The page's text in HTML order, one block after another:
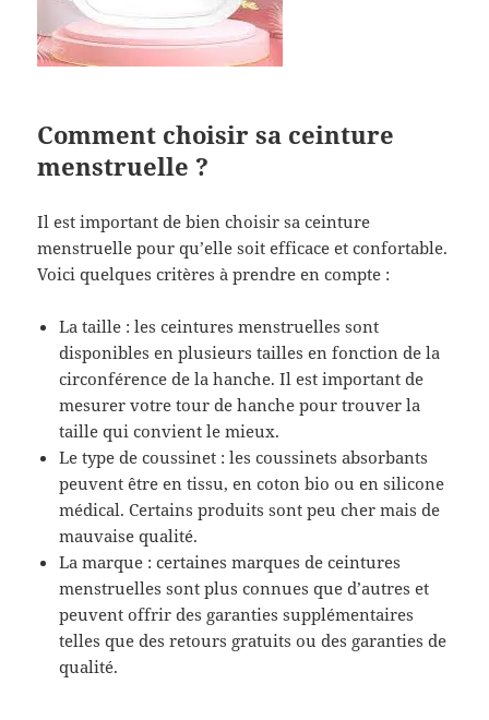
Comment choisir sa ceinture
menstruelle ?
Il est important de bien choisir sa ceinture
menstruelle pour qu’elle soit efficace et confortable.
Voici quelques critères à prendre en compte :
La taille : les ceintures menstruelles sont
disponibles en plusieurs tailles en fonction de la
circonférence de la hanche. Il est important de
mesurer votre tour de hanche pour trouver la
taille qui convient le mieux.
Le type de coussinet : les coussinets absorbants
peuvent être en tissu, en coton bio ou en silicone
médical. Certains produits sont peu cher mais de
mauvaise qualité.
La marque : certaines marques de ceintures
menstruelles sont plus connues que d’autres et
peuvent offrir des garanties supplémentaires
telles que des retours gratuits ou des garanties de
qualité.